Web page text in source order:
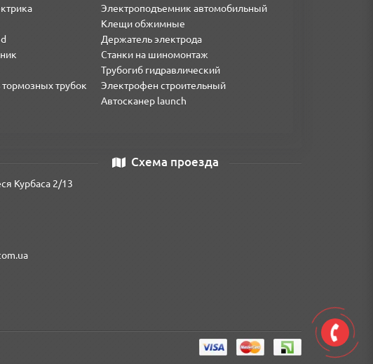
10 м
трубок
Электроподъемник автомобильный
Клещи обжимные
Держатель электрода
Станки на шиномонтаж
Трубогиб гидравлический
Электрофен строительный
Автосканер launch
Курбаса 2/13
Схема проезда